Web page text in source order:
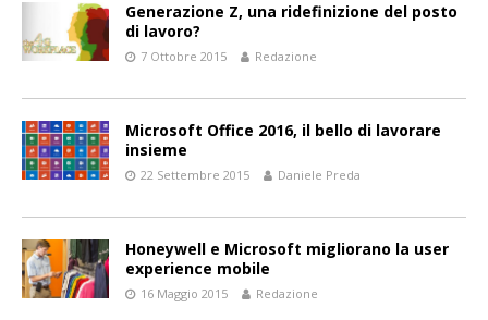
Generazione Z, una ridefinizione del posto
di lavoro?
7 Ottobre 2015 Redazione
Microsoft Office 2016, il bello di lavorare
insieme
22 Settembre 2015 Daniele Preda
Honeywell e Microsoft migliorano la user
experience mobile
16 Maggio 2015 Redazione